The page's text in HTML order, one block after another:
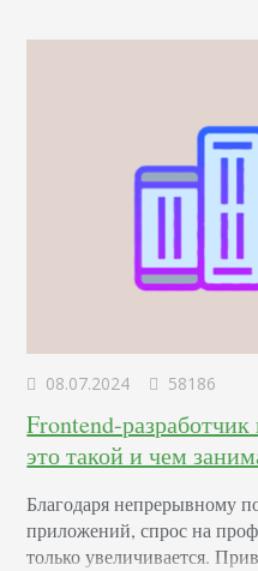
человеческого сознания
08.07.2024 58186
Frontend-
это такой и чем
Благодаря непрерывному
приложений, спрос на
только увеличивается.